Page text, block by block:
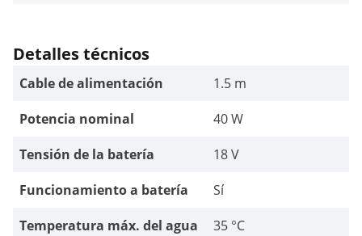
Detalles técnicos
Cable de alimentación
1.5 m
Potencia nominal
40 W
Tensión de la batería
18 V
Funcionamiento a batería
Sí
Temperatura máx. del agua
35 °C